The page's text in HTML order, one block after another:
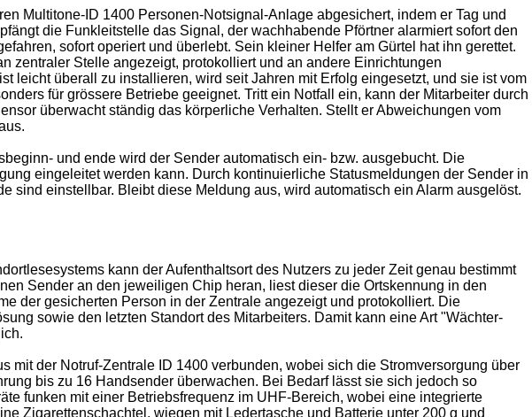
Multitone-ID 1400 Personen-Notsignal-Anlage abgesichert, indem er Tag und
die Funkleitstelle das Signal, der wachhabende Pförtner alarmiert sofort den
sofort operiert und überlebt. Sein kleiner Helfer am Gürtel hat ihn gerettet.
zentraler Stelle angezeigt, protokolliert und an andere Einrichtungen
leicht überall zu installieren, wird seit Jahren mit Erfolg eingesetzt, und sie ist vom
für grössere Betriebe geeignet. Tritt ein Notfall ein, kann der Mitarbeiter durch
überwacht ständig das körperliche Verhalten. Stellt er Abweichungen vom
und ende wird der Sender automatisch ein- bzw. ausgebucht. Die
eingeleitet werden kann. Durch kontinuierliche Statusmeldungen der Sender in
einstellbar. Bleibt diese Meldung aus, wird automatisch ein Alarm ausgelöst.
kann der Aufenthaltsort des Nutzers zu jeder Zeit genau bestimmt
Sender an den jeweiligen Chip heran, liest dieser die Ortskennung in den
der gesicherten Person in der Zentrale angezeigt und protokolliert. Die
sowie den letzten Standort des Mitarbeiters. Damit kann eine Art "Wächter-
mit der Notruf-Zentrale ID 1400 verbunden, wobei sich die Stromversorgung über
bis zu 16 Handsender überwachen. Bei Bedarf lässt sie sich jedoch so
funken mit einer Betriebsfrequenz im UHF-Bereich, wobei eine integrierte
Zigarettenschachtel, wiegen mit Ledertasche und Batterie unter 200 g und